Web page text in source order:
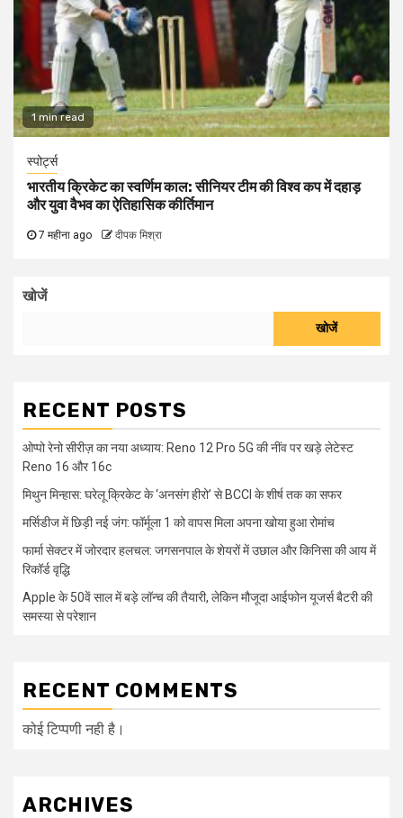
1 min read
स्पोर्ट्स
भारतीय क्रिकेट का स्वर्णिम काल: सीनियर टीम की विश्व कप में दहाड़
और युवा वैभव का ऐतिहासिक कीर्तिमान
7 महीना ago दीपक मिश्रा
खोजें
खोजें
RECENT POSTS
ओप्पो रेनो सीरीज़ का नया अध्याय: Reno 12 Pro 5G की नींव पर खड़े लेटेस्ट
Reno 16 और 16c
मिथुन मिन्हास: घरेलू क्रिकेट के ‘अनसंग हीरो’ से BCCI के शीर्ष तक का सफर
मर्सिडीज में छिड़ी नई जंग: फॉर्मूला 1 को वापस मिला अपना खोया हुआ रोमांच
फार्मा सेक्टर में जोरदार हलचल: जगसनपाल के शेयरों में उछाल और किनिसा की आय में
रिकॉर्ड वृद्धि
Apple के 50वें साल में बड़े लॉन्च की तैयारी, लेकिन मौजूदा आईफोन यूजर्स बैटरी की
समस्या से परेशान
RECENT COMMENTS
कोई टिप्पणी नही है।
ARCHIVES